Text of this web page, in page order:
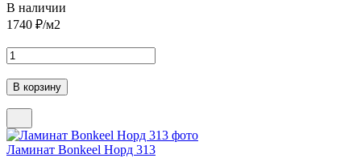
В наличии
1740 ₽/м2
Ламинат Bonkeel Норд 313